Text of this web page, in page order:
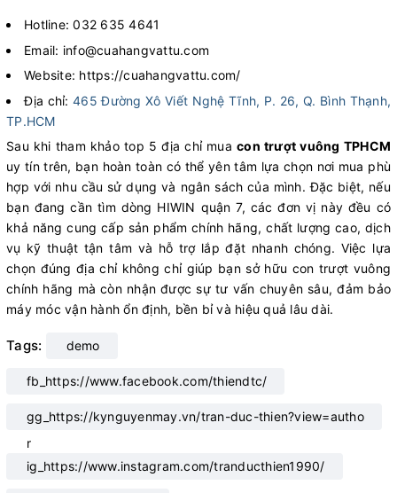
Hotline: 032 635 4641
Email: info@cuahangvattu.com
Website: https://cuahangvattu.com/
Địa chỉ: 465 Đường Xô Viết Nghệ Tĩnh, P. 26, Q. Bình Thạnh,
TP.HCM
Sau khi tham khảo top 5 địa chỉ muacon trượt vuông TPHCM
uy tín trên, bạn hoàn toàn có thể yên tâm lựa chọn nơi mua phù
hợp với nhu cầu sử dụng và ngân sách của mình. Đặc biệt, nếu
bạn đang cần tìm dòng HIWIN quận 7, các đơn vị này đều có
khả năng cung cấp sản phẩm chính hãng, chất lượng cao, dịch
vụ kỹ thuật tận tâm và hỗ trợ lắp đặt nhanh chóng. Việc lựa
chọn đúng địa chỉ không chỉ giúp bạn sở hữu con trượt vuông
chính hãng mà còn nhận được sự tư vấn chuyên sâu, đảm bảo
máy móc vận hành ổn định, bền bỉ và hiệu quả lâu dài.
Tags: demo
fb_https://www.facebook.com/thiendtc/
gg_https://kynguyenmay.vn/tran-duc-thien?view=autho
r
ig_https://www.instagram.com/tranducthien1990/